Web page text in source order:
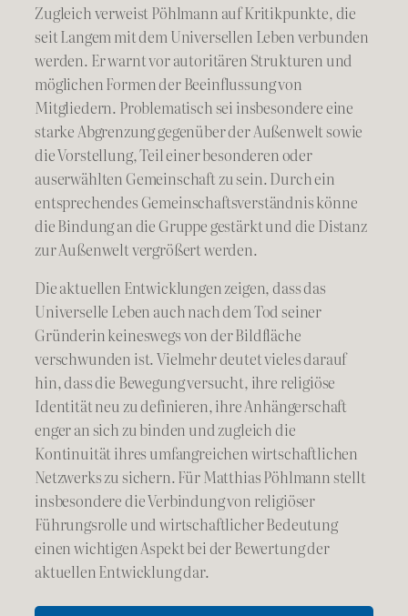
Zugleich verweist Pöhlmann auf Kritikpunkte, die
seit Langem mit dem Universellen Leben verbunden
werden. Er warnt vor autoritären Strukturen und
möglichen Formen der Beeinflussung von
Mitgliedern. Problematisch sei insbesondere eine
starke Abgrenzung gegenüber der Außenwelt sowie
die Vorstellung, Teil einer besonderen oder
auserwählten Gemeinschaft zu sein. Durch ein
entsprechendes Gemeinschaftsverständnis könne
die Bindung an die Gruppe gestärkt und die Distanz
zur Außenwelt vergrößert werden.
Die aktuellen Entwicklungen zeigen, dass das
Universelle Leben auch nach dem Tod seiner
Gründerin keineswegs von der Bildfläche
verschwunden ist. Vielmehr deutet vieles darauf
hin, dass die Bewegung versucht, ihre religiöse
Identität neu zu definieren, ihre Anhängerschaft
enger an sich zu binden und zugleich die
Kontinuität ihres umfangreichen wirtschaftlichen
Netzwerks zu sichern. Für Matthias Pöhlmann stellt
insbesondere die Verbindung von religiöser
Führungsrolle und wirtschaftlicher Bedeutung
einen wichtigen Aspekt bei der Bewertung der
aktuellen Entwicklung dar.